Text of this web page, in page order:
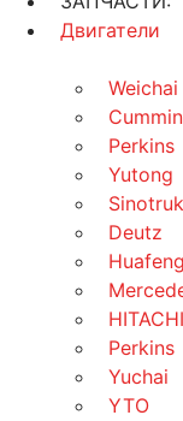
Двигатели
Weichai
Perkins
Yutong
Sinotruk
Deutz
HITACHI
Perkins
Yuchai
YTO